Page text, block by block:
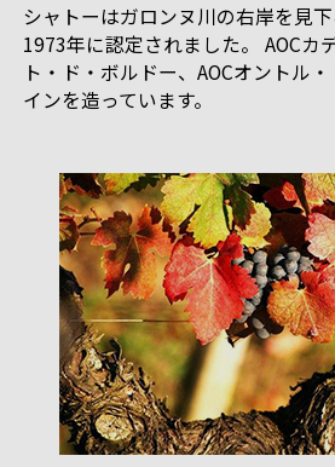
シャトーはガロンヌ川の右岸を見下
1973年に認定されました。 AOCカ
ト・ド・ボルドー、AOCオントル
インを造っています。